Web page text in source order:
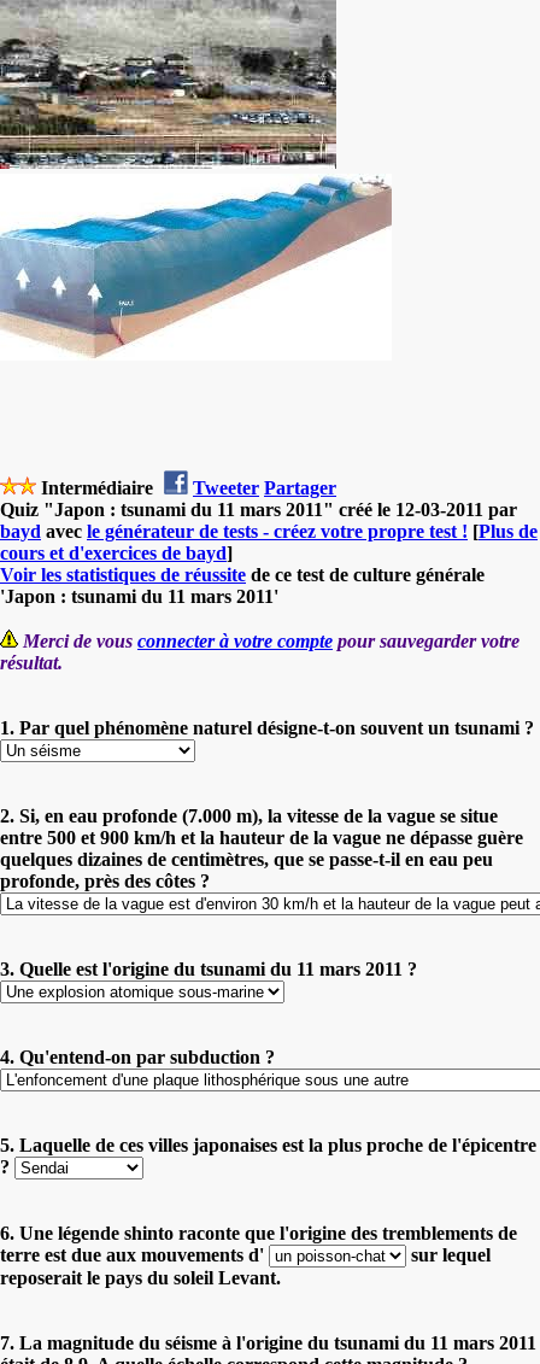
Intermédiaire Tweeter Partager
Quiz "Japon : tsunami du 11 mars 2011" créé le 12-03-2011 par
bayd avec le générateur de tests - créez votre propre test ! [Plus de
cours et d'exercices de bayd]
Voir les statistiques de réussite de ce test de culture générale
'Japon : tsunami du 11 mars 2011'
Merci de vous connecter à votre compte pour sauvegarder votre
résultat.
1. Par quel phénomène naturel désigne-t-on souvent un tsunami ?
2. Si, en eau profonde (7.000 m), la vitesse de la vague se situe
entre 500 et 900 km/h et la hauteur de la vague ne dépasse guère
quelques dizaines de centimètres, que se passe-t-il en eau peu
profonde, près des côtes ?
3. Quelle est l'origine du tsunami du 11 mars 2011 ?
4. Qu'entend-on par subduction ?
5. Laquelle de ces villes japonaises est la plus proche de l'épicentre
?
6. Une légende shinto raconte que l'origine des tremblements de
terre est due aux mouvements d'
sur lequel
reposerait le pays du soleil Levant.
7. La magnitude du séisme à l'origine du tsunami du 11 mars 2011